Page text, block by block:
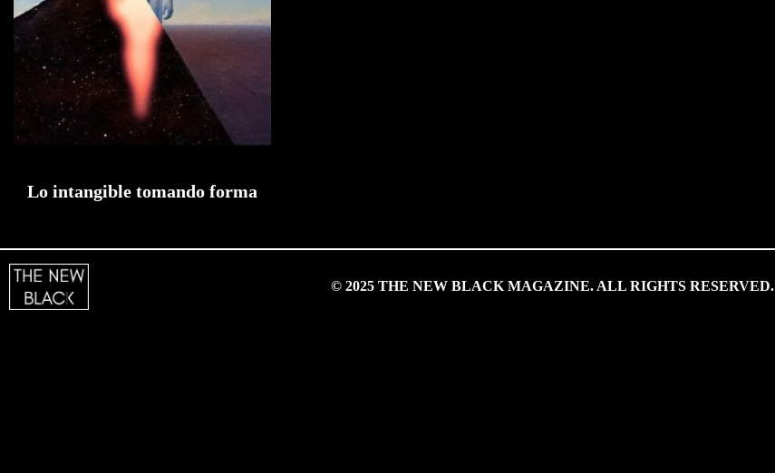
Lo intangible tomando forma
© 2025 THE NEW BLACK MAGAZINE. ALL RIGHTS RESERVED.